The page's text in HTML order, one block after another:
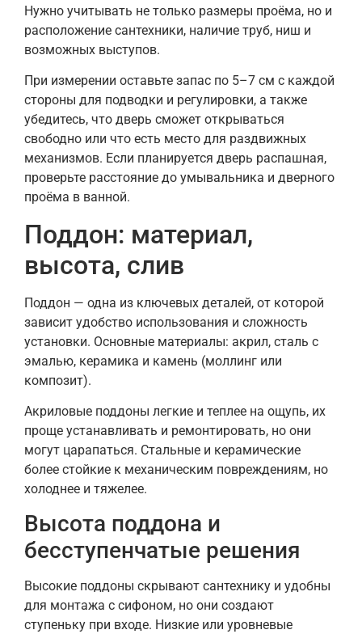
Нужно учитывать не только размеры проёма, но и
расположение сантехники, наличие труб, ниш и
возможных выступов.
При измерении оставьте запас по 5–7 см с каждой
стороны для подводки и регулировки, а также
убедитесь, что дверь сможет открываться
свободно или что есть место для раздвижных
механизмов. Если планируется дверь распашная,
проверьте расстояние до умывальника и дверного
проёма в ванной.
Поддон: материал,
высота, слив
Поддон — одна из ключевых деталей, от которой
зависит удобство использования и сложность
установки. Основные материалы: акрил, сталь с
эмалью, керамика и камень (моллинг или
композит).
Акриловые поддоны легкие и теплее на ощупь, их
проще устанавливать и ремонтировать, но они
могут царапаться. Стальные и керамические
более стойкие к механическим повреждениям, но
холоднее и тяжелее.
Высота поддона и
бесступенчатые решения
Высокие поддоны скрывают сантехнику и удобны
для монтажа с сифоном, но они создают
ступеньку при входе. Низкие или уровневые